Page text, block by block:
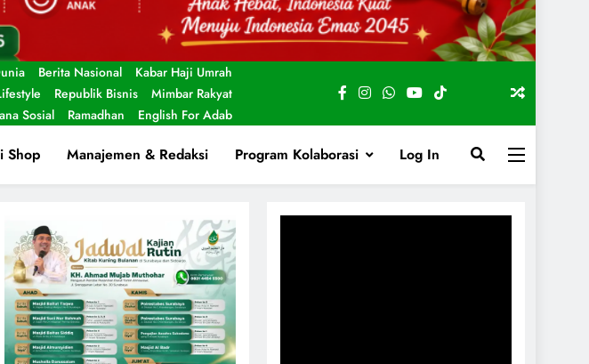
Berita Nasional
Kabar Haji Umrah
Republik Bisnis
Mimbar Rakyat
Sosial Ramadhan English For Adab
Shop Manajemen & Redaksi Program Kolaborasi Log In